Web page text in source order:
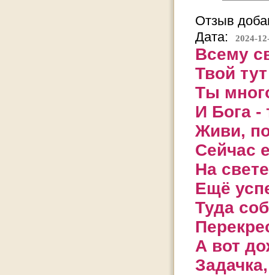
Отзыв
Дата:
2024-
Всему
Твой
Ты
И Бога
Живи,
Сейчас
На
Ещё
Туда
А вот